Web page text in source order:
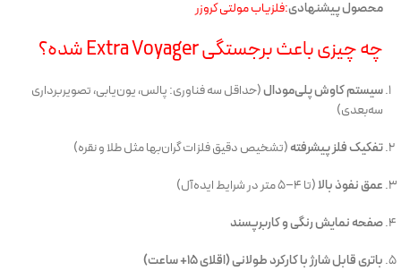
محصول پیشنهادی:فلزیاب مولتی کروزر
چه چیزی باعث برجستگی Extra Voyager شده؟
سیستم کاوش پلی‌مودال(حداقل سه فناوری: پالس، یون‌یابی، تصویربرداری
سه‌بعدی)
تفکیک فلز پیشرفته(تشخیص دقیق فلزات گران‌بها مثل طلا و نقره)
عمق نفوذ بالا(تا ۴–۵ متر در شرایط ایده‌آل)
صفحه نمایش رنگی و کاربرپسند
باتری قابل شارژ با کارکرد طولانی (اقلای ۱۵+ ساعت)